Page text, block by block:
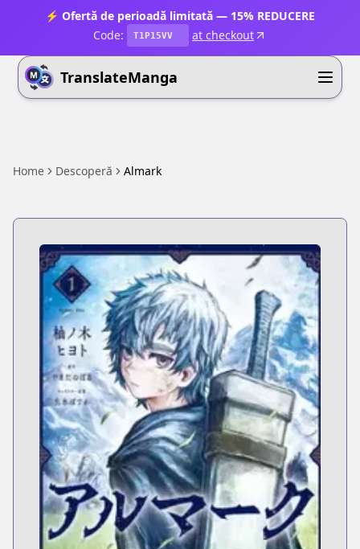
⚡ Ofertă de perioadă limitată — 15% REDUCERE
Code:
T1P15VV at checkout
TranslateManga
Home Descoperă Almark